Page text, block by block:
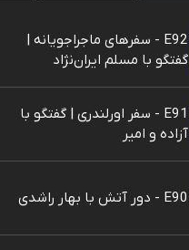
E92 - سفرهای ماجراجویانه |
گفتگو با مسلم ایران‌نژاد
E91 - سفر اورلندری | گفتگو با
آزاده و امیر
E90 - دور آتش با بهار راشدی